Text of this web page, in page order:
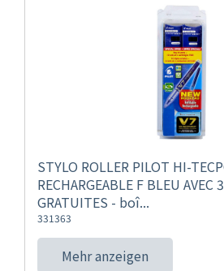
STYLO ROLLER PILOT HI-
RECHARGEABLE F BLEU AVEC
GRATUITES - boî...
331363
Mehr anzeigen